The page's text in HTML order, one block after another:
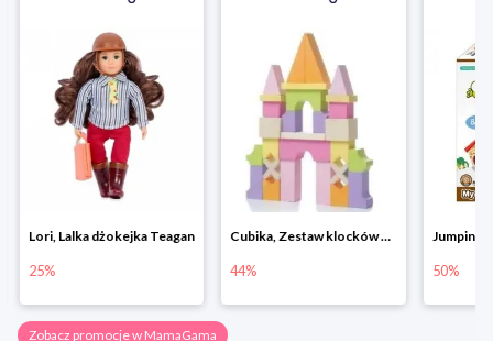
Lori, Lalka dżokejka Teagan
25%
Cubika, Zestaw klocków drewnianych 28 elem.
44% 50%
Zobacz promocje w MamaGama